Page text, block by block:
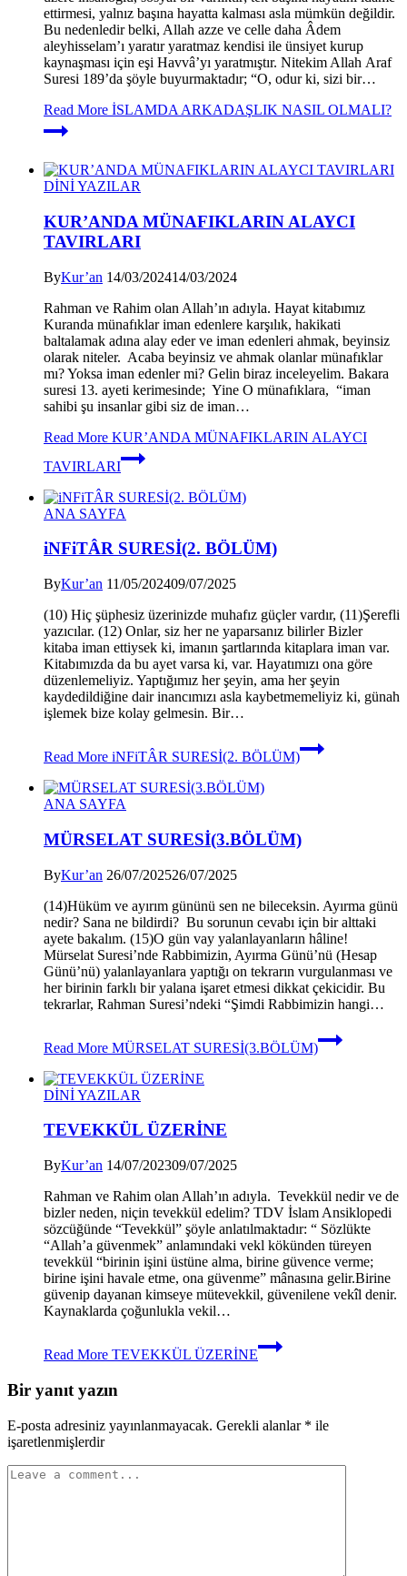
ettirmesi, yalnız başına hayatta kalması asla mümkün değildir.
Bu nedenledir belki, Allah azze ve celle daha Âdem
aleyhisselam’ı yaratır yaratmaz kendisi ile ünsiyet kurup
kaynaşması için eşi Havvâ’yı yaratmıştır. Nitekim Allah Araf
Suresi 189’da şöyle buyurmaktadır; “O, odur ki, sizi bir…
Read More İSLAMDA ARKADAŞLIK NASIL OLMALI?
DİNİ YAZILAR
KUR’ANDA MÜNAFIKLARIN ALAYCI
TAVIRLARI
ByKur’an 14/03/202414/03/2024
Rahman ve Rahim olan Allah’ın adıyla. Hayat kitabımız
Kuranda münafıklar iman edenlere karşılık, hakikati
baltalamak adına alay eder ve iman edenleri ahmak, beyinsiz
olarak niteler. Acaba beyinsiz ve ahmak olanlar münafıklar
mı? Yoksa iman edenler mi? Gelin biraz inceleyelim. Bakara
suresi 13. ayeti kerimesinde; Yine O münafıklara, “iman
sahibi şu insanlar gibi siz de iman…
Read More KUR’ANDA MÜNAFIKLARIN ALAYCI
TAVIRLARI
ANA SAYFA
iNFiTÂR SURESİ(2. BÖLÜM)
ByKur’an 11/05/202409/07/2025
(10) Hiç şüphesiz üzerinizde muhafız güçler vardır, (11)Şerefli
yazıcılar. (12) Onlar, siz her ne yaparsanız bilirler Bizler
kitaba iman ettiysek ki, imanın şartlarında kitaplara iman var.
Kitabımızda da bu ayet varsa ki, var. Hayatımızı ona göre
düzenlemeliyiz. Yaptığımız her şeyin, ama her şeyin
kaydedildiğine dair inancımızı asla kaybetmemeliyiz ki, günah
işlemek bize kolay gelmesin. Bir…
Read More iNFiTÂR SURESİ(2. BÖLÜM)
ANA SAYFA
MÜRSELAT SURESİ(3.BÖLÜM)
ByKur’an 26/07/202526/07/2025
(14)Hüküm ve ayırım gününü sen ne bileceksin. Ayırma günü
nedir? Sana ne bildirdi? Bu sorunun cevabı için bir alttaki
ayete bakalım. (15)O gün vay yalanlayanların hâline!
Mürselat Suresi’nde Rabbimizin, Ayırma Günü’nü (Hesap
Günü’nü) yalanlayanlara yaptığı on tekrarın vurgulanması ve
her birinin farklı bir yalana işaret etmesi dikkat çekicidir. Bu
tekrarlar, Rahman Suresi’ndeki “Şimdi Rabbimizin hangi…
Read More MÜRSELAT SURESİ(3.BÖLÜM)
DİNİ YAZILAR
TEVEKKÜL ÜZERİNE
ByKur’an 14/07/202309/07/2025
Rahman ve Rahim olan Allah’ın adıyla. Tevekkül nedir ve de
bizler neden, niçin tevekkül edelim? TDV İslam Ansiklopedi
sözcüğünde “Tevekkül” şöyle anlatılmaktadır: “ Sözlükte
“Allah’a güvenmek” anlamındaki vekl kökünden türeyen
tevekkül “birinin işini üstüne alma, birine güvence verme;
birine işini havale etme, ona güvenme” mânasına gelir.Birine
güvenip dayanan kimseye mütevekkil, güvenilene vekîl denir.
Kaynaklarda çoğunlukla vekil…
Read More TEVEKKÜL ÜZERİNE
Bir yanıt yazın
E-posta adresiniz yayınlanmayacak. Gerekli alanlar * ile
işaretlenmişlerdir